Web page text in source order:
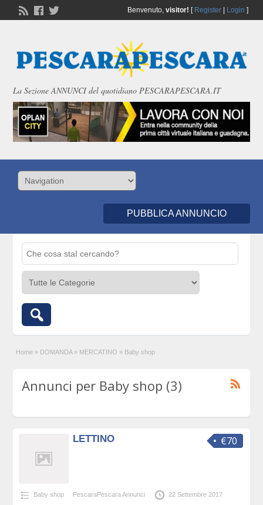
Benvenuto, visitor! [ Register| Login ]
La Sezione ANNUNCI del quotidiano PESCARAPESCARA.IT
PUBBLICA ANNUNCIO
Home » DOMANDA » MERCATINO » Baby shop
Annunci per Baby shop (3)
€70
LETTINO
Baby shop PescaraPescara Annunci 22 Settembre 2017